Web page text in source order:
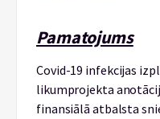
Pamatojums
Covid-19 infekcijas
likumprojekta
finansiālā atbalsta